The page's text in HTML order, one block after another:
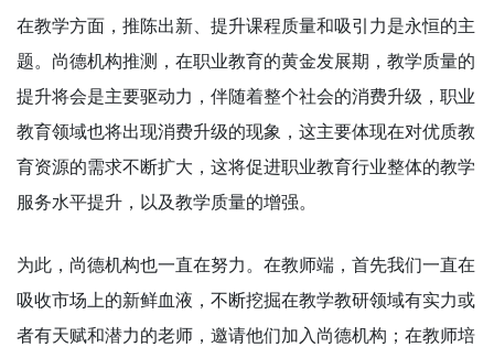
在教学方面，推陈出新、提升课程质量和吸引力是永恒的主
题。尚德机构推测，在职业教育的黄金发展期，教学质量的
提升将会是主要驱动力，伴随着整个社会的消费升级，职业
教育领域也将出现消费升级的现象，这主要体现在对优质教
育资源的需求不断扩大，这将促进职业教育行业整体的教学
服务水平提升，以及教学质量的增强。
为此，尚德机构也一直在努力。在教师端，首先我们一直在
吸收市场上的新鲜血液，不断挖掘在教学教研领域有实力或
者有天赋和潜力的老师，邀请他们加入尚德机构；在教师培